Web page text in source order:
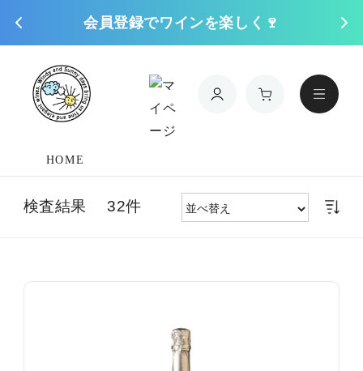
会員登録でワインを楽しく🍷
HOME
検査結果 32件